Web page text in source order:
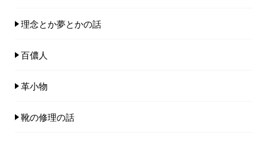
理念とか夢とかの話
百儂人
革小物
靴の修理の話